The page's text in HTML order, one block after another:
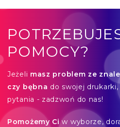
POMOCY?
Jeżeli masz problem ze
czy bębna do swojej
pytania - zadzwoń do nas!
Pomożemy Ciw wyborze,